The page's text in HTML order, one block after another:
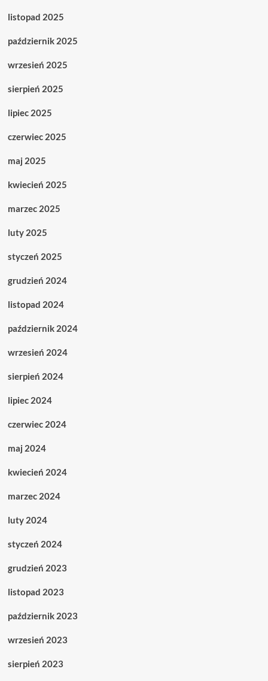
listopad 2025
październik 2025
wrzesień 2025
sierpień 2025
lipiec 2025
czerwiec 2025
maj 2025
kwiecień 2025
marzec 2025
luty 2025
styczeń 2025
grudzień 2024
listopad 2024
październik 2024
wrzesień 2024
sierpień 2024
lipiec 2024
czerwiec 2024
maj 2024
kwiecień 2024
marzec 2024
luty 2024
styczeń 2024
grudzień 2023
listopad 2023
październik 2023
wrzesień 2023
sierpień 2023